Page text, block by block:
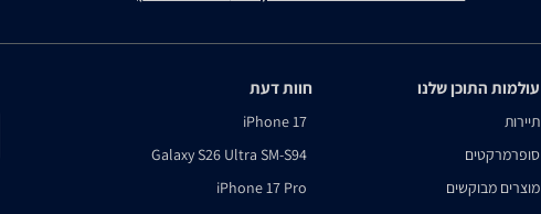
עולמות התוכן שלנו
תיירות
סופרמרקטים
מוצרים מבוקשים
חוות דעת
iPhone 17
Galaxy S26 Ultra SM-S94
iPhone 17 Pro